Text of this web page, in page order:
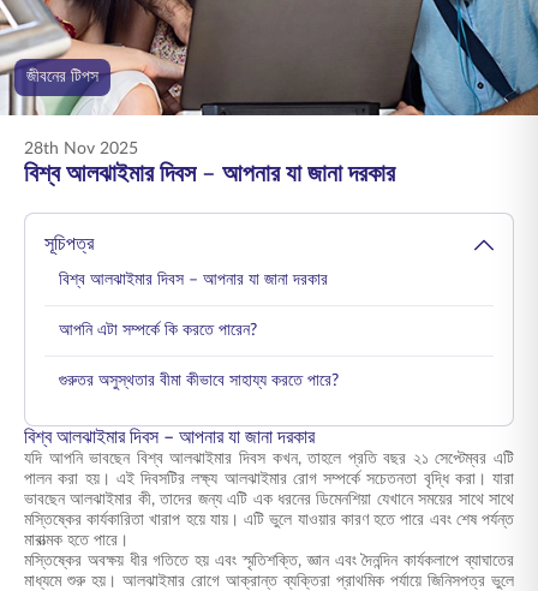
ENGLISH
অনলাইনে কিনুন প্রিমিয়াম পরিশোধ করুন
জীবনের টিপস
28th Nov 2025
বিশ্ব আলঝাইমার দিবস – আপনার যা জানা দরকার
সূচিপত্র
বিশ্ব আলঝাইমার দিবস – আপনার যা জানা দরকার
আপনি এটা সম্পর্কে কি করতে পারেন?
গুরুতর অসুস্থতার বীমা কীভাবে সাহায্য করতে পারে?
বিশ্ব আলঝাইমার দিবস – আপনার যা জানা দরকার
যদি আপনি ভাবছেন বিশ্ব আলঝাইমার দিবস কখন, তাহলে প্রতি বছর ২১ সেপ্টেম্বর এটি
পালন করা হয়। এই দিবসটির লক্ষ্য আলঝাইমার রোগ সম্পর্কে সচেতনতা বৃদ্ধি করা। যারা
ভাবছেন আলঝাইমার কী, তাদের জন্য এটি এক ধরনের ডিমেনশিয়া যেখানে সময়ের সাথে সাথে
মস্তিষ্কের কার্যকারিতা খারাপ হয়ে যায়। এটি ভুলে যাওয়ার কারণ হতে পারে এবং শেষ পর্যন্ত
মারাত্মক হতে পারে।
মস্তিষ্কের অবক্ষয় ধীর গতিতে হয় এবং স্মৃতিশক্তি, জ্ঞান এবং দৈনন্দিন কার্যকলাপে ব্যাঘাতের
মাধ্যমে শুরু হয়। আলঝাইমার রোগে আক্রান্ত ব্যক্তিরা প্রাথমিক পর্যায়ে জিনিসপত্র ভুলে